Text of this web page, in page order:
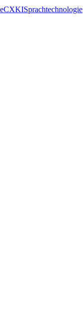
CXKISprachtechnologie